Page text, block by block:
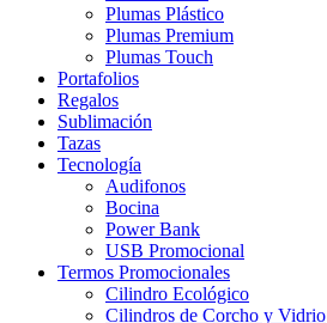
Plumas Plástico
Plumas Premium
Plumas Touch
Portafolios
Regalos
Sublimación
Tazas
Tecnología
Audifonos
Bocina
Power Bank
USB Promocional
Termos Promocionales
Cilindro Ecológico
Cilindros de Corcho y Vidrio